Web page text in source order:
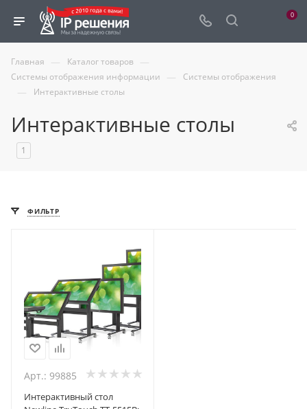
0
Главная — Каталог товаров —
Системы отображения информации — Системы отображения
— Интерактивные столы
Интерактивные столы
1
ФИЛЬТР
Арт.: 99885
Интерактивный стол